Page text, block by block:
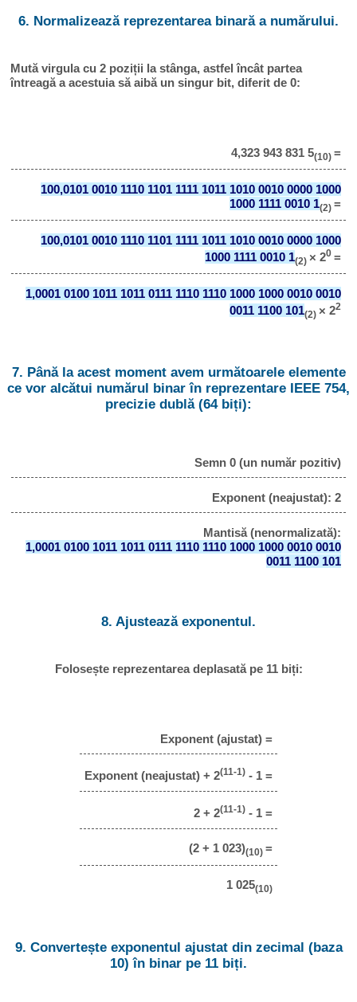
6. Normalizează reprezentarea binară a numărului.
Mută virgula cu 2 poziții la stânga, astfel încât partea
întreagă a acestuia să aibă un singur bit, diferit de 0:
4,323 943 831 5(10) =
100,0101 0010 1110 1101 1111 1011 1010 0010 0000 1000
1000 1111 0010 1(2) =
100,0101 0010 1110 1101 1111 1011 1010 0010 0000 1000
1000 1111 0010 1(2) × 20 =
1,0001 0100 1011 1011 0111 1110 1110 1000 1000 0010 0010
0011 1100 101(2) × 22
7. Până la acest moment avem următoarele elemente
ce vor alcătui numărul binar în reprezentare IEEE 754,
precizie dublă (64 biți):
Semn 0 (un număr pozitiv)
Exponent (neajustat): 2
Mantisă (nenormalizată):
1,0001 0100 1011 1011 0111 1110 1110 1000 1000 0010 0010
0011 1100 101
8. Ajustează exponentul.
Folosește reprezentarea deplasată pe 11 biți:
Exponent (ajustat) =
Exponent (neajustat) + 2(11-1) - 1 =
2 + 2(11-1) - 1 =
(2 + 1 023)(10) =
1 025(10)
9. Convertește exponentul ajustat din zecimal (baza
10) în binar pe 11 biți.